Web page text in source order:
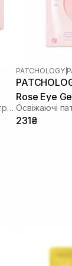
Освіжаючі патчі з екстрактом троянди
PATCHOLOGY|
Rose Eye
231₴